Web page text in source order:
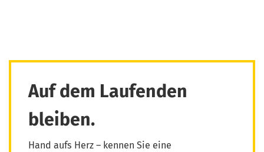
Auf dem Laufenden
bleiben.
Hand aufs Herz – kennen Sie eine